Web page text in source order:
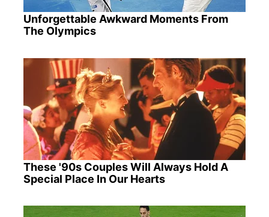
Unforgettable Awkward Moments From
The Olympics
These '90s Couples Will Always Hold A
Special Place In Our Hearts